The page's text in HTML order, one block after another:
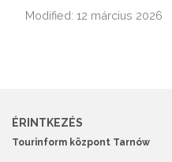
Modified: 12 március 2026
ÉRINTKEZÉS
Tourinform központ Tarnów